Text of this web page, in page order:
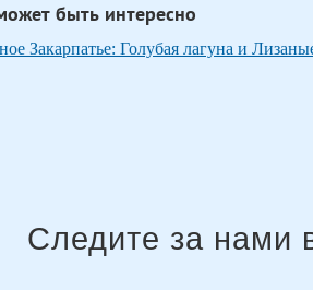
быть интересно
Закарпатье: Голубая лагуна и